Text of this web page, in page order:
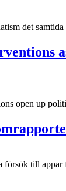
det
open up
försök till appar